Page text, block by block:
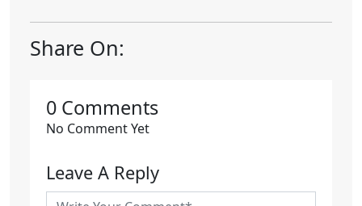
Share On:
0 Comments
No Comment Yet
Leave A Reply